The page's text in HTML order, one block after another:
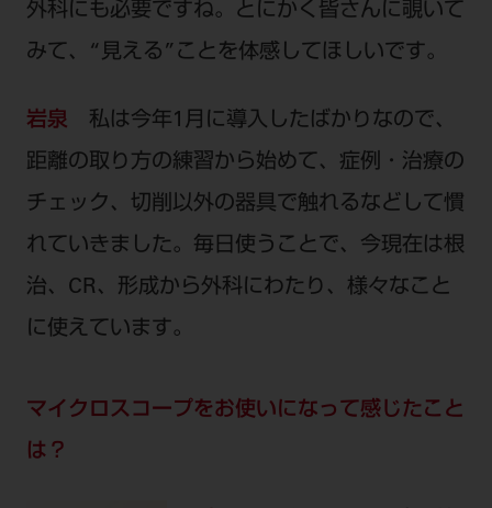
外科にも必要ですね。とにかく皆さんに覗いて
みて、“見える”ことを体感してほしいです。
岩泉 私は今年1月に導入したばかりなので、
距離の取り方の練習から始めて、症例・治療の
チェック、切削以外の器具で触れるなどして慣
れていきました。毎日使うことで、今現在は根
治、CR、形成から外科にわたり、様々なこと
に使えています。
マイクロスコープをお使いになって感じたこと
は？